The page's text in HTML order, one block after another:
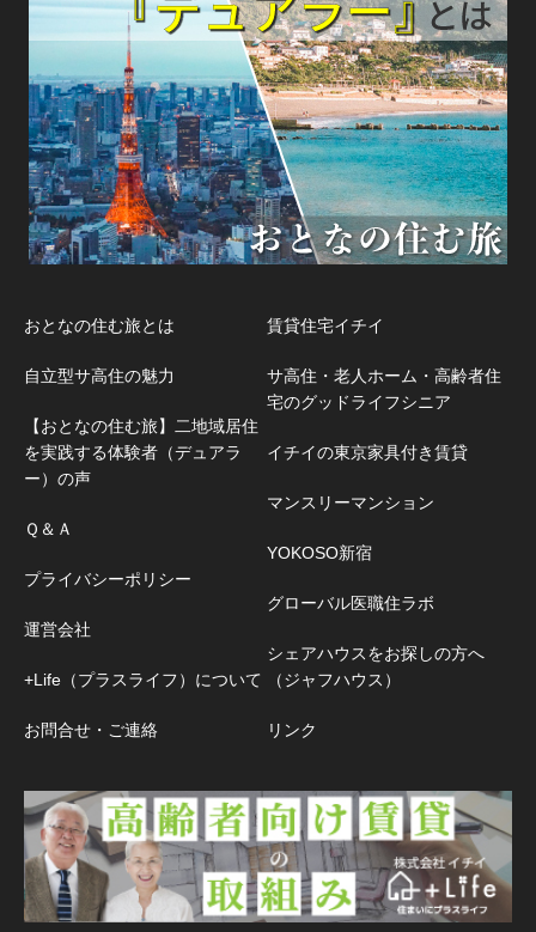
おとなの住む旅とは
自立型サ高住の魅力
【おとなの住む旅】二地域居住
を実践する体験者（デュアラ
ー）の声
Ｑ＆Ａ
プライバシーポリシー
運営会社
+Life（プラスライフ）について
お問合せ・ご連絡
賃貸住宅イチイ
サ高住・老人ホーム・高齢者住
宅のグッドライフシニア
イチイの東京家具付き賃貸
マンスリーマンション
YOKOSO新宿
グローバル医職住ラボ
シェアハウスをお探しの方へ
（ジャフハウス）
リンク